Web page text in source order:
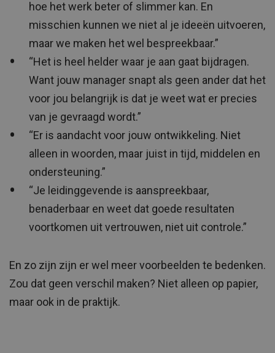
hoe het werk beter of slimmer kan. En
misschien kunnen we niet al je ideeën uitvoeren,
maar we maken het wel bespreekbaar.”
“Het is heel helder waar je aan gaat bijdragen.
Want jouw manager snapt als geen ander dat het
voor jou belangrijk is dat je weet wat er precies
van je gevraagd wordt.”
“Er is aandacht voor jouw ontwikkeling. Niet
alleen in woorden, maar juist in tijd, middelen en
ondersteuning.”
“Je leidinggevende is aanspreekbaar,
benaderbaar en weet dat goede resultaten
voortkomen uit vertrouwen, niet uit controle.”
En zo zijn zijn er wel meer voorbeelden te bedenken.
Zou dat geen verschil maken? Niet alleen op papier,
maar ook in de praktijk.